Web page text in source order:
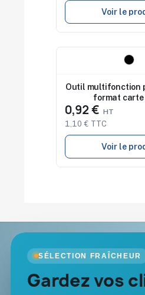
Voir le
Outil multifonction
format carte
0,92 €
1,10 € TTC
Voir le
SÉLECTION FRAÎCHEUR
Gardez vos
Goodies Pub
Votre partenaire B2B pour